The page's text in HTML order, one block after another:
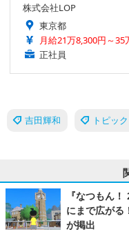
株式会社LOP
東京都
月給21万8,300円～35
正社員
吉田輝和 トピッ
『なつもん
にまで広がる
が掲出